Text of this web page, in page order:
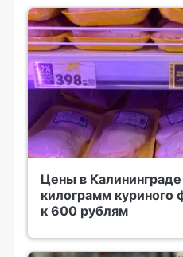
Цены в Калининграде
килограмм
к 600 рублям